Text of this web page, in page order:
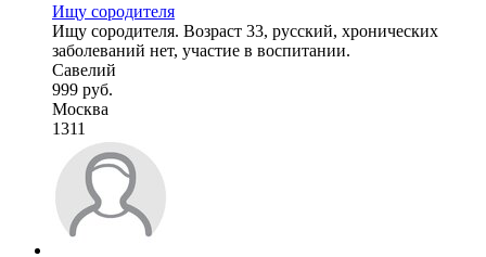
Ищу сородителя
Ищу сородителя. Возраст 33, русский, хронических
заболеваний нет, участие в воспитании.
Савелий
999 руб.
Москва
1311